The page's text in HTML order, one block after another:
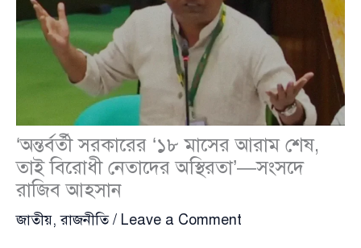
‘অন্তর্বর্তী সরকারের ‘১৮ মাসের আরাম শেষ,
তাই বিরোধী নেতাদের অস্থিরতা’—সংসদে
রাজিব আহসান
জাতীয়,রাজনীতি/ Leave a Comment